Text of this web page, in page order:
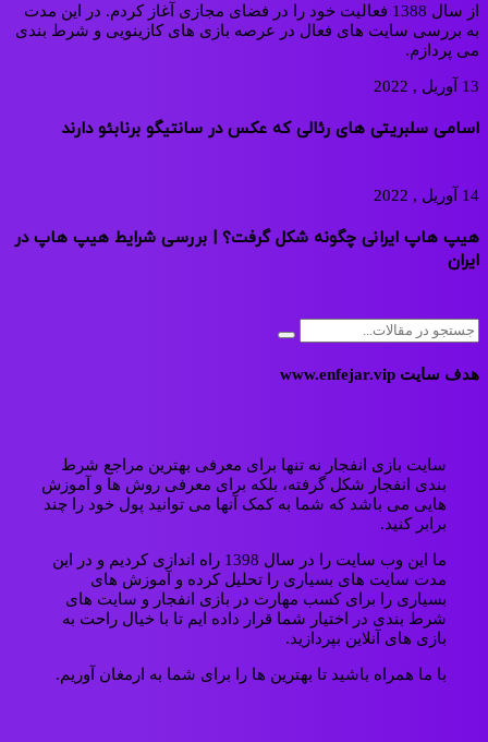
از سال 1388 فعالیت خود را در فضای مجازی آغاز کردم. در این مدت
به بررسی سایت های فعال در عرصه بازی های کازینویی و شرط بندی
می پردازم.
13 آوریل , 2022
اسامی سلبریتی های رئالی که عکس در سانتیگو برنابئو دارند
14 آوریل , 2022
هیپ هاپ ایرانی چگونه شکل گرفت؟ | بررسی شرایط هیپ هاپ در
ایران
هدف سایت www.enfejar.vip
سایت بازی انفجار نه تنها برای معرفی بهترین مراجع شرط
بندی انفجار شکل گرفته، بلکه برای معرفی روش ها و آموزش
هایی می باشد که شما به کمک آنها می توانید پول خود را چند
برابر کنید.
ما این وب سایت را در سال 1398 راه اندازی کردیم و در این
مدت سایت های بسیاری را تحلیل کرده و آموزش های
بسیاری را برای کسب مهارت در بازی انفجار و سایت های
شرط بندی در اختیار شما قرار داده ایم تا با خیال راحت به
بازی های آنلاین بپردازید.
با ما همراه باشید تا بهترین ها را برای شما به ارمغان آوریم.